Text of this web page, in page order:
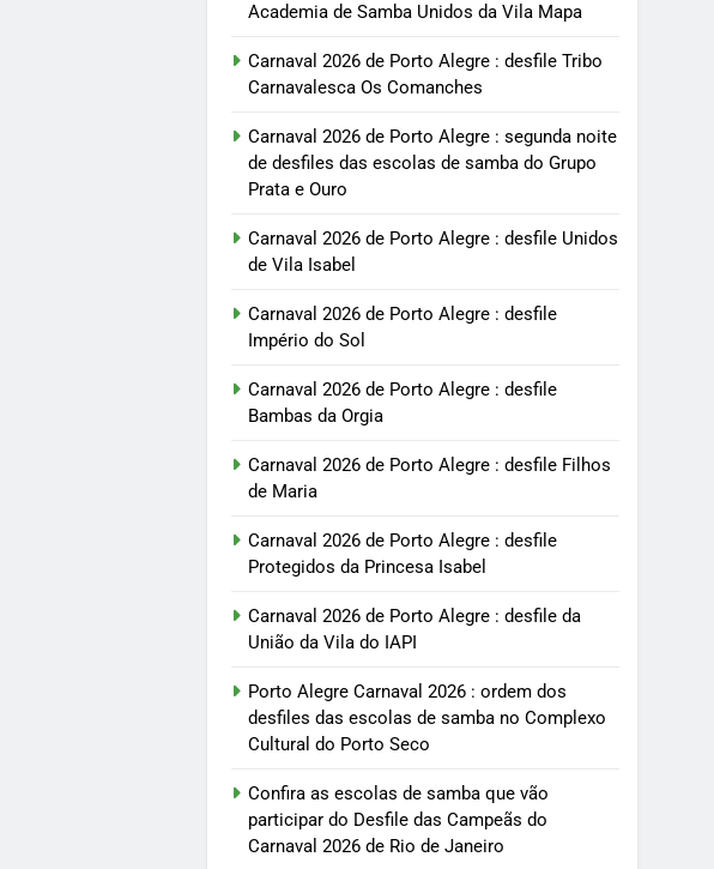
Academia de Samba Unidos da Vila Mapa
Carnaval 2026 de Porto Alegre : desfile Tribo
Carnavalesca Os Comanches
Carnaval 2026 de Porto Alegre : segunda noite
de desfiles das escolas de samba do Grupo
Prata e Ouro
Carnaval 2026 de Porto Alegre : desfile Unidos
de Vila Isabel
Carnaval 2026 de Porto Alegre : desfile
Império do Sol
Carnaval 2026 de Porto Alegre : desfile
Bambas da Orgia
Carnaval 2026 de Porto Alegre : desfile Filhos
de Maria
Carnaval 2026 de Porto Alegre : desfile
Protegidos da Princesa Isabel
Carnaval 2026 de Porto Alegre : desfile da
União da Vila do IAPI
Porto Alegre Carnaval 2026 : ordem dos
desfiles das escolas de samba no Complexo
Cultural do Porto Seco
Confira as escolas de samba que vão
participar do Desfile das Campeãs do
Carnaval 2026 de Rio de Janeiro